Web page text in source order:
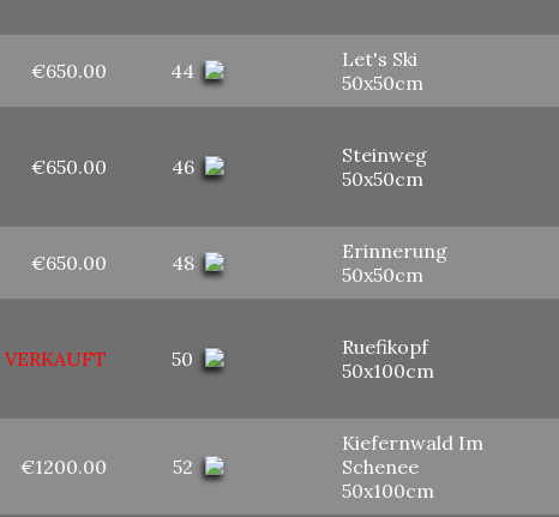
€650.00 44
Let's Ski
50x50cm
€650.00 46
Steinweg
50x50cm
€650.00 48
Erinnerung
50x50cm
VERKAUFT 50
Ruefikopf
50x100cm
€1200.00 52
Kiefernwald Im
Schenee
50x100cm